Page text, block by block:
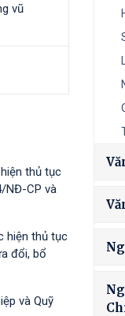
vũ
thủ tục
NĐ-CP và
hiện thủ tục
đổi, bổ
và Quỹ